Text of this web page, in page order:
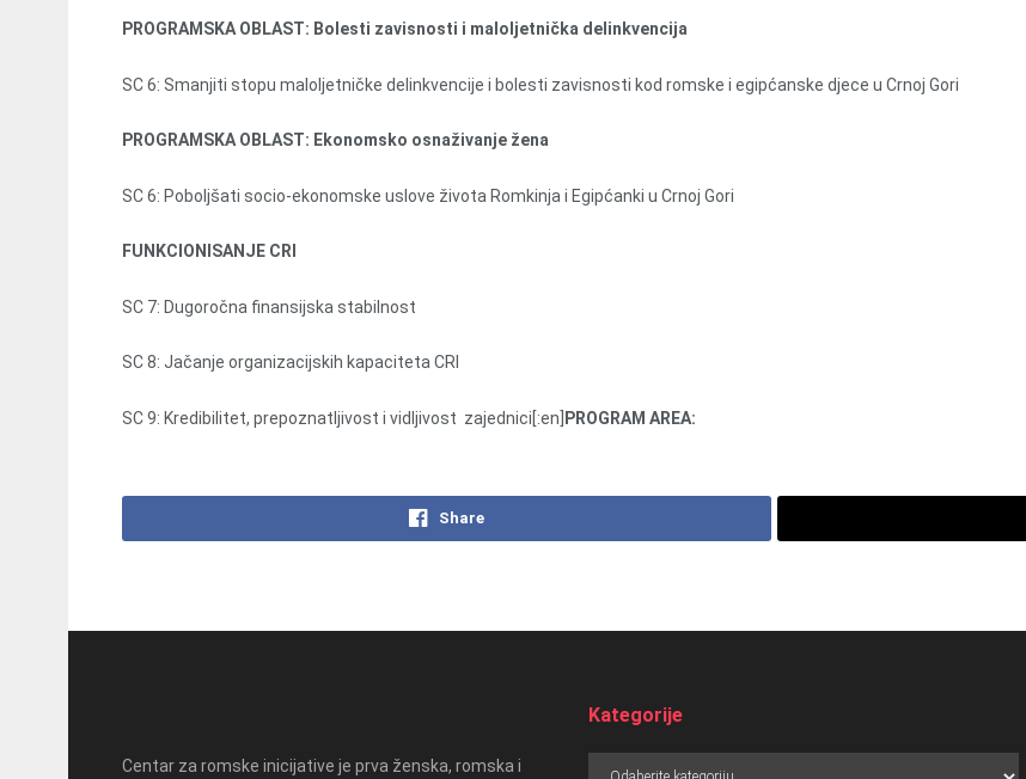
PROGRAMSKA OBLAST: Bolesti zavisnosti i maloljetnička delinkvencija
SC 6: Smanjiti stopu maloljetničke delinkvencije i bolesti zavisnosti kod romske i egipćanske djece u Crnoj Gori
PROGRAMSKA OBLAST: Ekonomsko osnaživanje žena
SC 6: Poboljšati socio-ekonomske uslove života Romkinja i Egipćanki u Crnoj Gori
FUNKCIONISANJE CRI
SC 7: Dugoročna finansijska stabilnost
SC 8: Jačanje organizacijskih kapaciteta CRI
SC 9: Kredibilitet, prepoznatljivost i vidljivost zajednici[:en]PROGRAM AREA:
Share
Centar za romske inicijative je prva ženska, romska i
Kategorije